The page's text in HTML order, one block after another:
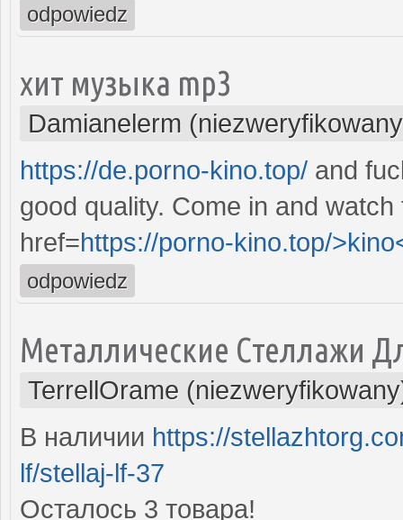
odpowiedz
хит музыка mp3
Damianelerm
https://de.porno-kino.top/ and
good quality. Come in and
href=https://porno-kino.top/
odpowiedz
Металлические Стеллажи
TerrellOrame
В наличии https://
lf/stellaj-lf-37
Осталось 3 товара!